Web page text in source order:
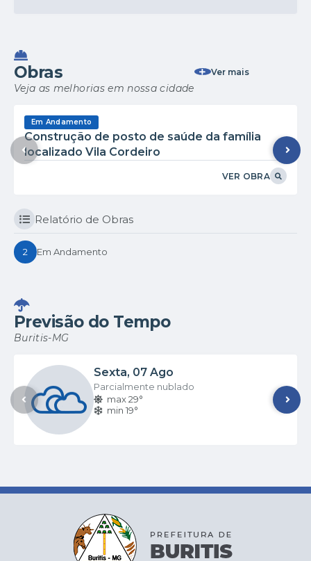
Novos empossados!
Obras
Veja as melhorias em nossa cidade
Ver mais
Em Andamento
Construção de posto de saúde da família
localizado Vila Cordeiro
VER OBRA
Relatório de Obras
2 Em Andamento
Previsão do Tempo
Buritis-MG
Sexta 07 Ago
Parcialmente nublado
max 29°
min 19°